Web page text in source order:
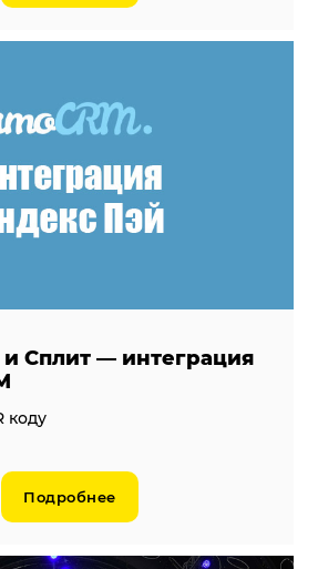
Сплит — интеграция
коду
Подробнее